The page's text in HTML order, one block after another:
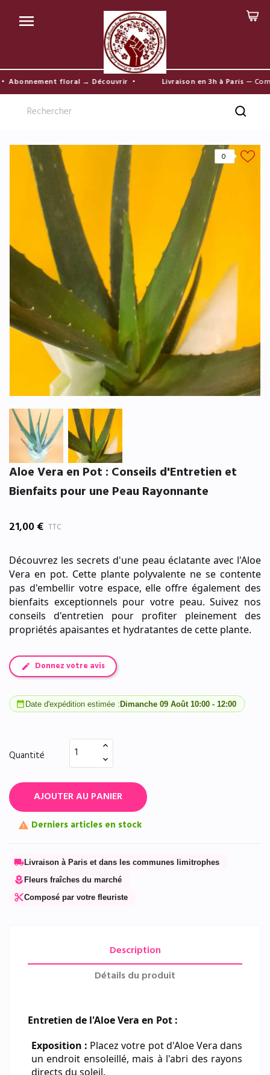

Abonnement floral → Découvrir• Livraison en 3h à Paris—
0
Aloe Vera en Pot : Conseils d'Entretien et
Bienfaits pour une Peau Rayonnante
21,00 € TTC
Découvrez les secrets d'une peau éclatante avec l'Aloe
Vera en pot. Cette plante polyvalente ne se contente
pas d'embellir votre espace, elle offre également des
bienfaits exceptionnels pour votre peau. Suivez nos
conseils d'entretien pour profiter pleinement des
propriétés apaisantes et hydratantes de cette plante.
Donnez votre avis
date_range Date d'expédition estimée :Dimanche 09 Août 10:00 - 12:00
Quantité
AJOUTER AU PANIER
 Derniers articles en stock
local_shippingLivraison à Paris et dans les communes limitrophes
local_florist Fleurs fraîches du marché
content_cutComposé par votre fleuriste
Description
Détails du produit
Entretien de l'Aloe Vera en Pot :
Exposition : Placez votre pot d'Aloe Vera dans
un endroit ensoleillé, mais à l'abri des rayons
directs du soleil.